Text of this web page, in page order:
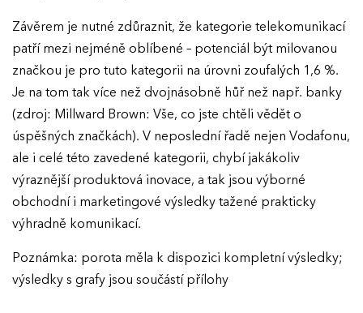
Závěrem je nutné zdůraznit, že kategorie telekomunikací
patří mezi nejméně oblíbené – potenciál být milovanou
značkou je pro tuto kategorii na úrovni zoufalých 1,6 %.
Je na tom tak více než dvojnásobně hůř než např. banky
(zdroj: Millward Brown: Vše, co jste chtěli vědět o
úspěšných značkách). V neposlední řadě nejen Vodafonu,
ale i celé této zavedené kategorii, chybí jakákoliv
výraznější produktová inovace, a tak jsou výborné
obchodní i marketingové výsledky tažené prakticky
výhradně komunikací.
Poznámka: porota měla k dispozici kompletní výsledky;
výsledky s grafy jsou součástí přílohy